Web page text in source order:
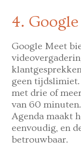
4.
Google Meet
geen tijdslimiet.
met drie of
van 60
Agenda maakt
eenvoudig, en
betrouwbaar.